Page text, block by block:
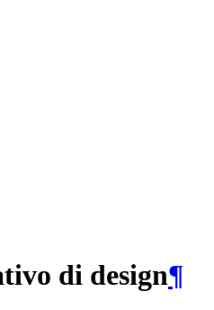
di design¶